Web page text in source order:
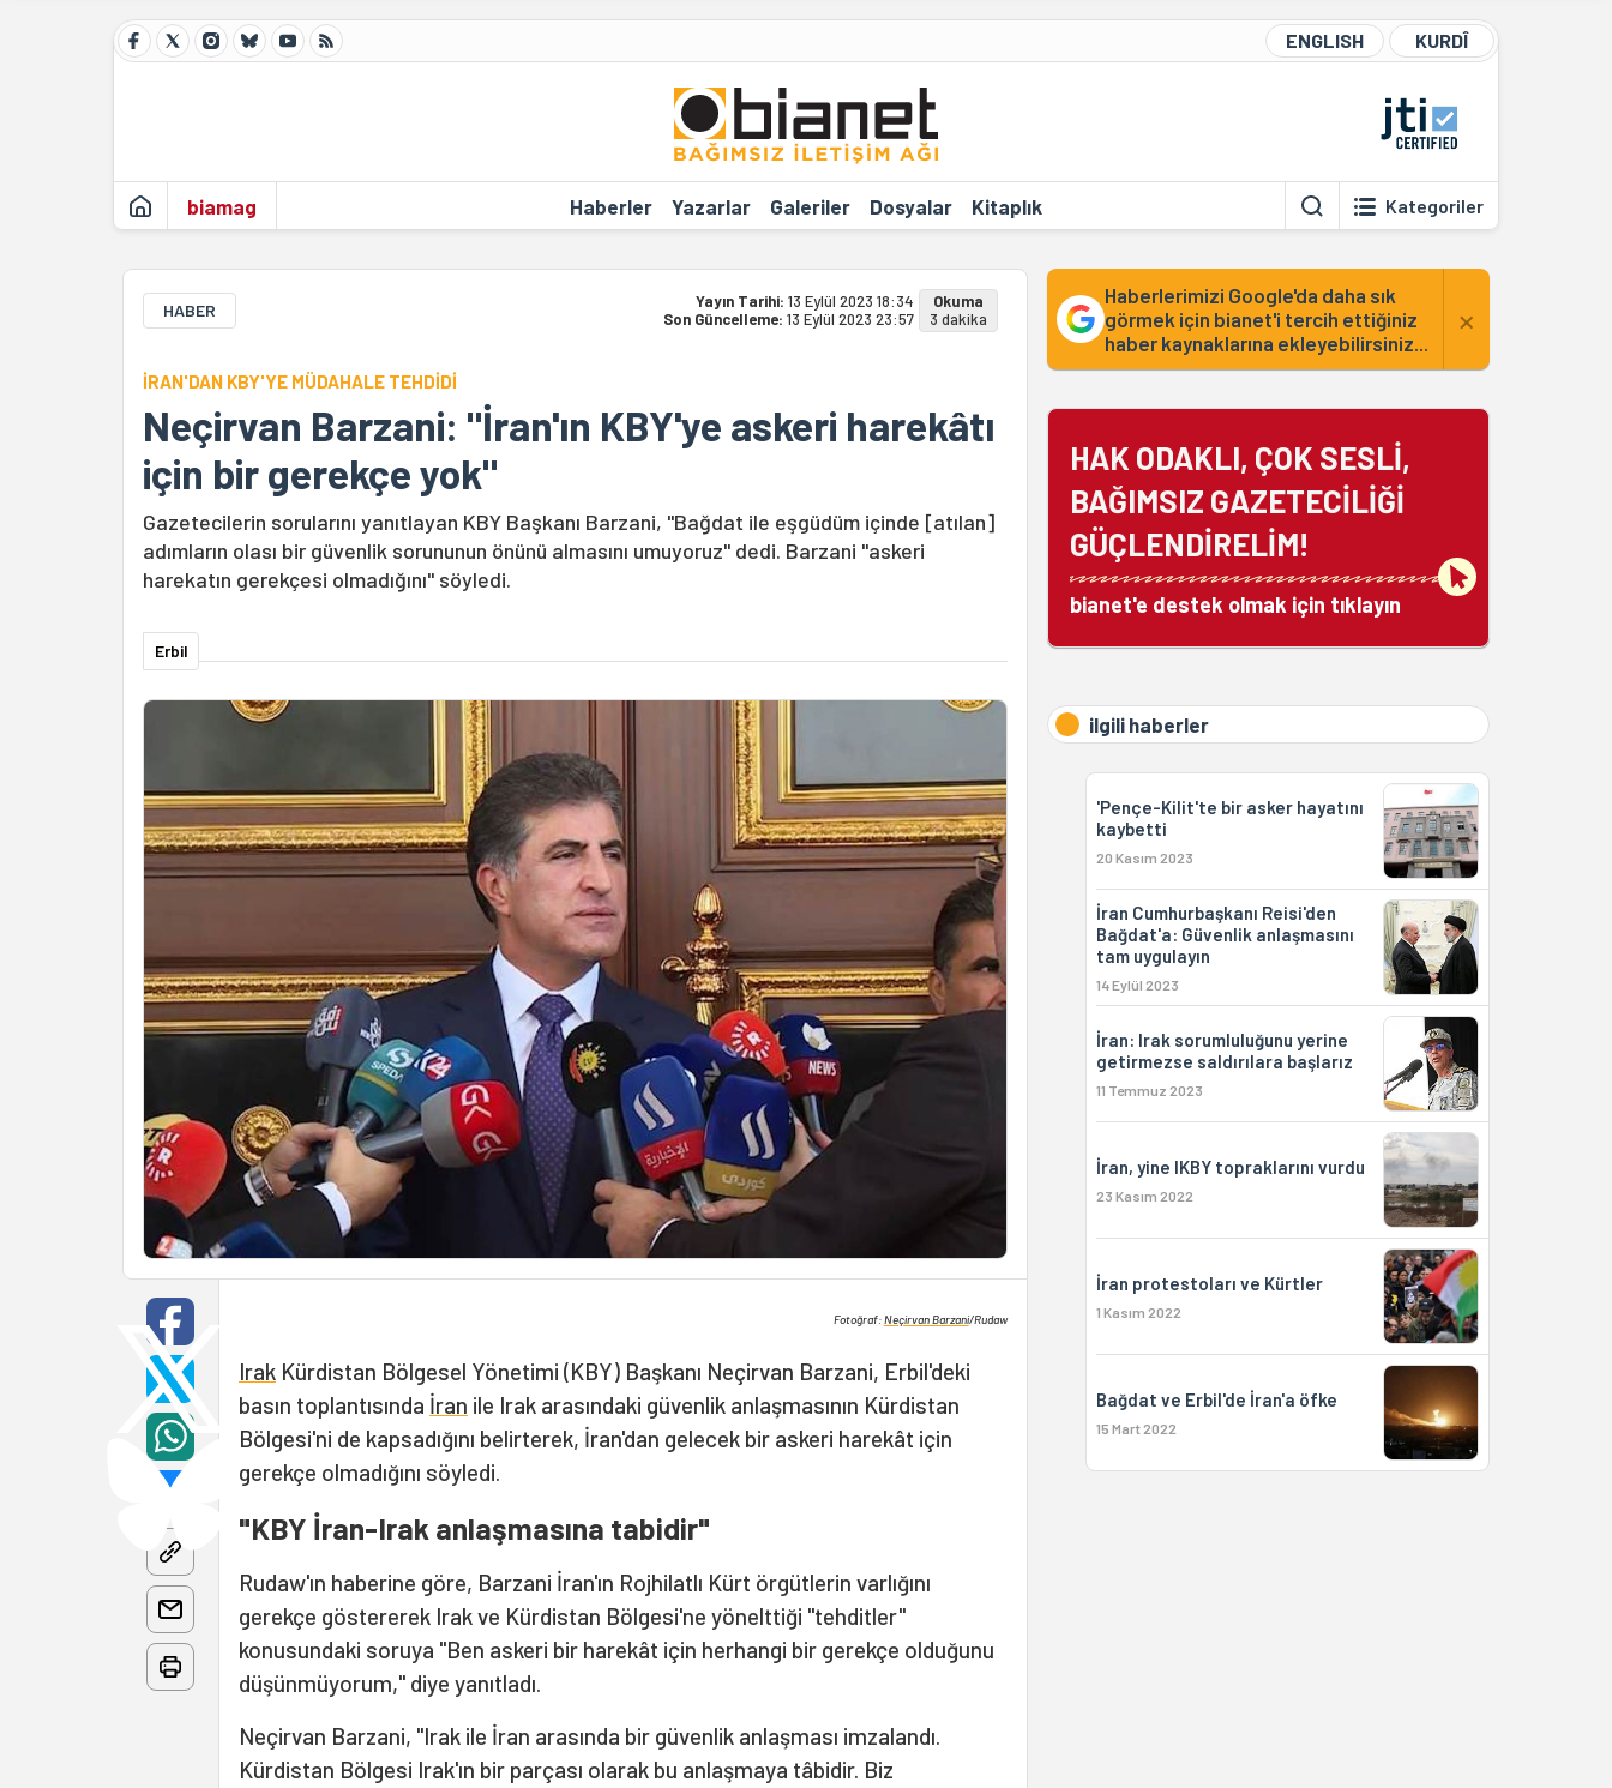
ENGLISH KURDÎ
biamag Haberler Yazarlar Galeriler Dosyalar Kitaplık Kategoriler
HABER Yayın Tarihi: 13 Eylül 2023 18:34
Son Güncelleme: 13 Eylül 2023 23:57
Okuma
3 dakika
İRAN'DAN KBY'YE MÜDAHALE TEHDİDİ
Neçirvan Barzani: "İran'ın KBY'ye askeri harekâtı
için bir gerekçe yok"
Gazetecilerin sorularını yanıtlayan KBY Başkanı Barzani, "Bağdat ile eşgüdüm içinde [atılan]
adımların olası bir güvenlik sorununun önünü almasını umuyoruz" dedi. Barzani "askeri
harekatın gerekçesi olmadığını" söyledi.
Erbil
Fotoğraf:Neçirvan Barzani/Rudaw
Irak Kürdistan Bölgesel Yönetimi (KBY) Başkanı Neçirvan Barzani, Erbil'deki
basın toplantısında İran ile Irak arasındaki güvenlik anlaşmasının Kürdistan
Bölgesi'ni de kapsadığını belirterek, İran'dan gelecek bir askeri harekât için
gerekçe olmadığını söyledi.
"KBY İran-Irak anlaşmasına tabidir"
Rudaw'ın haberine göre, Barzani İran'ın Rojhilatlı Kürt örgütlerin varlığını
gerekçe göstererek Irak ve Kürdistan Bölgesi'ne yönelttiği "tehditler"
konusundaki soruya "Ben askeri bir harekât için herhangi bir gerekçe olduğunu
düşünmüyorum," diye yanıtladı.
Neçirvan Barzani, "Irak ile İran arasında bir güvenlik anlaşması imzalandı.
Kürdistan Bölgesi Irak'ın bir parçası olarak bu anlaşmaya tâbidir. Biz
Haberlerimizi Google'da daha sık
görmek için bianet'i tercih ettiğiniz
haber kaynaklarına ekleyebilirsiniz...
×
HAK ODAKLI, ÇOK SESLİ,
BAĞIMSIZ GAZETECİLİĞİ
GÜÇLENDİRELİM!
bianet'e destek olmak için tıklayın
ilgili haberler
'Pençe-Kilit'te bir asker hayatını
kaybetti
20 Kasım 2023
İran Cumhurbaşkanı Reisi'den
Bağdat'a: Güvenlik anlaşmasını
tam uygulayın
14 Eylül 2023
İran: Irak sorumluluğunu yerine
getirmezse saldırılara başlarız
11 Temmuz 2023
İran, yine IKBY topraklarını vurdu
23 Kasım 2022
İran protestoları ve Kürtler
1 Kasım 2022
Bağdat ve Erbil'de İran'a öfke
15 Mart 2022